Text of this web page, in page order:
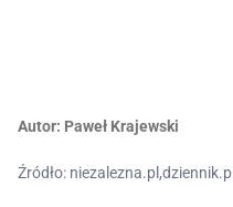
Autor: Paweł Krajewski
Źródło: niezalezna.pl,dziennik.pl